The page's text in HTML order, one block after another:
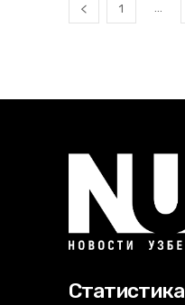
1 ...
Статистика